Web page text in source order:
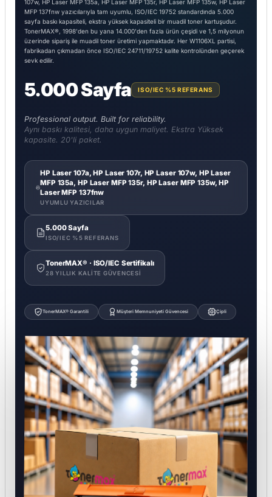
107w, HP Laser MFP 135a, HP Laser MFP 135r, HP Laser MFP 135w, HP Laser
MFP 137fnw yazıcılarıyla tam uyumlu, ISO/IEC 19752 standardında 5.000
sayfa baskı kapasiteli, ekstra yüksek kapasiteli bir muadil toner kartuşudur.
TonerMAX®, 1998'den bu yana 14.000'den fazla ürün çeşidi ve 1,5 milyonun
üzerinde sipariş ile muadil toner üretimi yapmaktadır. Her W1106XL partisi,
fabrikadan çıkmadan önce ISO/IEC 24711/19752 kalite kontrolünden geçerek
sevk edilir.
5.000 Sayfa ISO/IEC %5 REFERANS
Professional output. Built for reliability.
Aynı baskı kalitesi, daha uygun maliyet. Ekstra Yüksek
kapasite. 20'li paket.
HP Laser 107a, HP Laser 107r, HP Laser 107w, HP Laser
MFP 135a, HP Laser MFP 135r, HP Laser MFP 135w, HP
Laser MFP 137fnw
UYUMLU YAZICILAR
5.000 Sayfa
ISO/IEC %5 REFERANS
TonerMAX® · ISO/IEC Sertifikalı
28 YILLIK KALITE GÜVENCESI
TonerMAX® Garantili Müşteri Memnuniyeti Güvencesi Çipli